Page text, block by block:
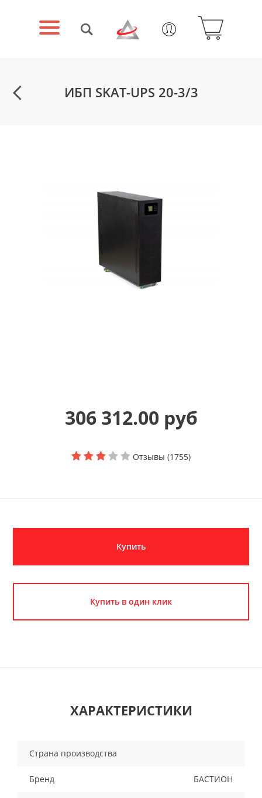
ИБП SKAT-UPS 20-3/3
306 312.00 руб
Отзывы (1755)
Купить
Купить в один клик
ХАРАКТЕРИСТИКИ
Страна производства
Бренд БАСТИОН